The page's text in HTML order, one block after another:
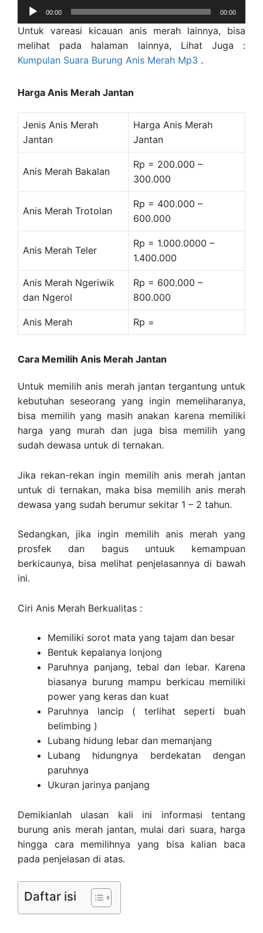
Audio
Player
00:00 00:00
Untuk vareasi kicauan anis merah lainnya, bisa
melihat pada halaman lainnya, Lihat Juga :
Kumpulan Suara Burung Anis Merah Mp3 .
Harga Anis Merah Jantan
Jenis Anis Merah
Jantan
Harga Anis Merah
Jantan
Anis Merah Bakalan
Rp = 200.000 –
300.000
Anis Merah Trotolan
Rp = 400.000 –
600.000
Anis Merah Teler
Rp = 1.000.0000 –
1.400.000
Anis Merah Ngeriwik
dan Ngerol
Rp = 600.000 –
800.000
Anis Merah Rp =
Cara Memilih Anis Merah Jantan
Untuk memilih anis merah jantan tergantung untuk
kebutuhan seseorang yang ingin memeliharanya,
bisa memilih yang masih anakan karena memiliki
harga yang murah dan juga bisa memilih yang
sudah dewasa untuk di ternakan.
Jika rekan-rekan ingin memilih anis merah jantan
untuk di ternakan, maka bisa memilih anis merah
dewasa yang sudah berumur sekitar 1 – 2 tahun.
Sedangkan, jika ingin memilih anis merah yang
prosfek dan bagus untuuk kemampuan
berkicaunya, bisa melihat penjelasannya di bawah
ini.
Ciri Anis Merah Berkualitas :
Memiliki sorot mata yang tajam dan besar
Bentuk kepalanya lonjong
Paruhnya panjang, tebal dan lebar. Karena
biasanya burung mampu berkicau memiliki
power yang keras dan kuat
Paruhnya lancip ( terlihat seperti buah
belimbing )
Lubang hidung lebar dan memanjang
Lubang hidungnya berdekatan dengan
paruhnya
Ukuran jarinya panjang
Demikianlah ulasan kali ini informasi tentang
burung anis merah jantan, mulai dari suara, harga
hingga cara memilihnya yang bisa kalian baca
pada penjelasan di atas.
Daftar isi